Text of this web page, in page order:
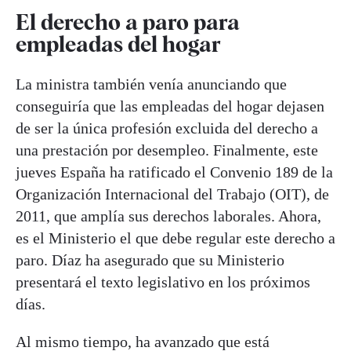
El derecho a paro para
empleadas del hogar
La ministra también venía anunciando que
conseguiría que las empleadas del hogar dejasen
de ser la única profesión excluida del derecho a
una prestación por desempleo. Finalmente, este
jueves España ha ratificado el Convenio 189 de la
Organización Internacional del Trabajo (OIT), de
2011, que amplía sus derechos laborales. Ahora,
es el Ministerio el que debe regular este derecho a
paro. Díaz ha asegurado que su Ministerio
presentará el texto legislativo en los próximos
días.
Al mismo tiempo, ha avanzado que está